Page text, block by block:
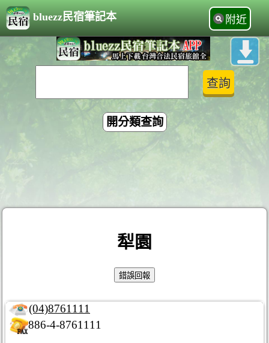
bluezz民宿筆記本 附近
開分類查詢
犁園
(04)8761111
886-4-8761111